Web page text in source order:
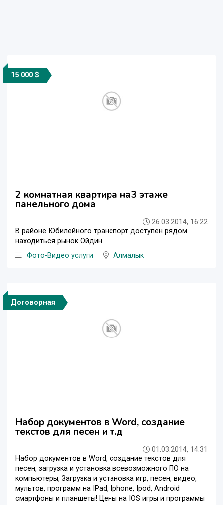
15 000 $
2 комнатная квартира на3 этаже
панельного дома
26.03.2014, 16:22
В районе Юбилейного транспорт доступен рядом
находиться рынок Ойдин
Фото-Видео услуги
Алмалык
Договорная
Набор документов в Word, создание
текстов для песен и т.д
01.03.2014, 14:31
Набор документов в Word, создание текстов для
песен, загрузка и установка всевозможного ПО на
компьютеры, Загрузка и установка игр, песен, видео,
мультов, программ на IPad, Iphone, Ipod, Android
смартфоны и планшеты! Цены на IOS игры и программы